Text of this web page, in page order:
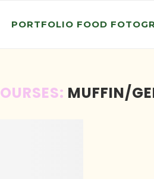
PORTFOLIO FOOD
MUFFIN/